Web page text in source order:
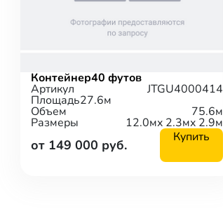
Контейнер40 футов
Артикул JTGU4000414
Площадь27.6м
Объем 75.6м
Размеры 12.0мx 2.3мx 2.9м
от 149 000 руб. Купить